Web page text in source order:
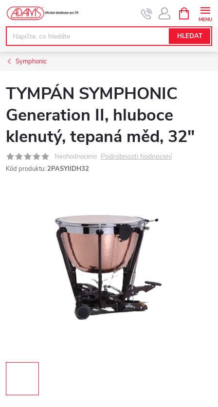
Přejít
obsah
HLEDAT
NÁKUPNÍ
KOŠÍK
Symphonic
TYMPÁN SYMPHONIC
Generation II, hluboce
klenutý, tepaná měd, 32"
Neohodnoceno Podrobnosti hodnocení
Kód produktu: 2PASYIIDH32